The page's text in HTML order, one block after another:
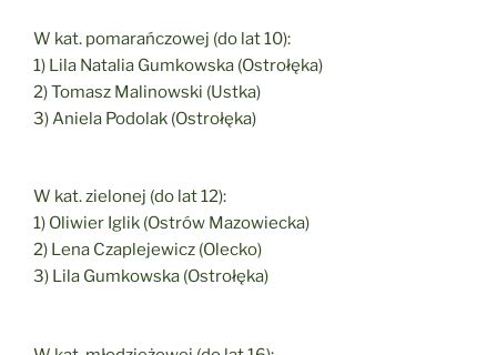
W kat. pomarańczowej (do lat 10):
1) Lila Natalia Gumkowska (Ostrołęka)
2) Tomasz Malinowski (Ustka)
3) Aniela Podolak (Ostrołęka)
W kat. zielonej (do lat 12):
1) Oliwier Iglik (Ostrów Mazowiecka)
2) Lena Czaplejewicz (Olecko)
3) Lila Gumkowska (Ostrołęka)